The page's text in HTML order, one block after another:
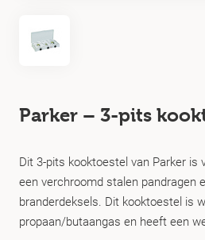
Parker – 3-pits
Dit 3-pits kooktoestel van Parker is
een verchroomd stalen pandragen
branderdeksels. Dit kooktoestel is
propaan/butaangas en heeft een